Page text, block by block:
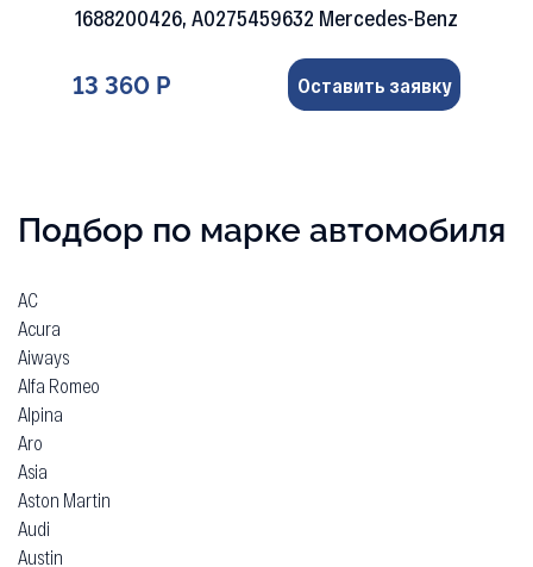
1688200426, A0275459632 Mercedes-Benz
13 360 Р Оставить заявку
Подбор по марке автомобиля
AC
Acura
Aiways
Alfa Romeo
Alpina
Aro
Asia
Aston Martin
Audi
Austin